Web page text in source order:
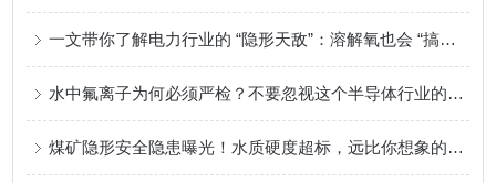
一文带你了解电力行业的 “隐形天敌”：溶解氧也会 “搞破坏”！
水中氟离子为何必须严检？不要忽视这个半导体行业的“隐形杀手”！
煤矿隐形安全隐患曝光！水质硬度超标，远比你想象的危险